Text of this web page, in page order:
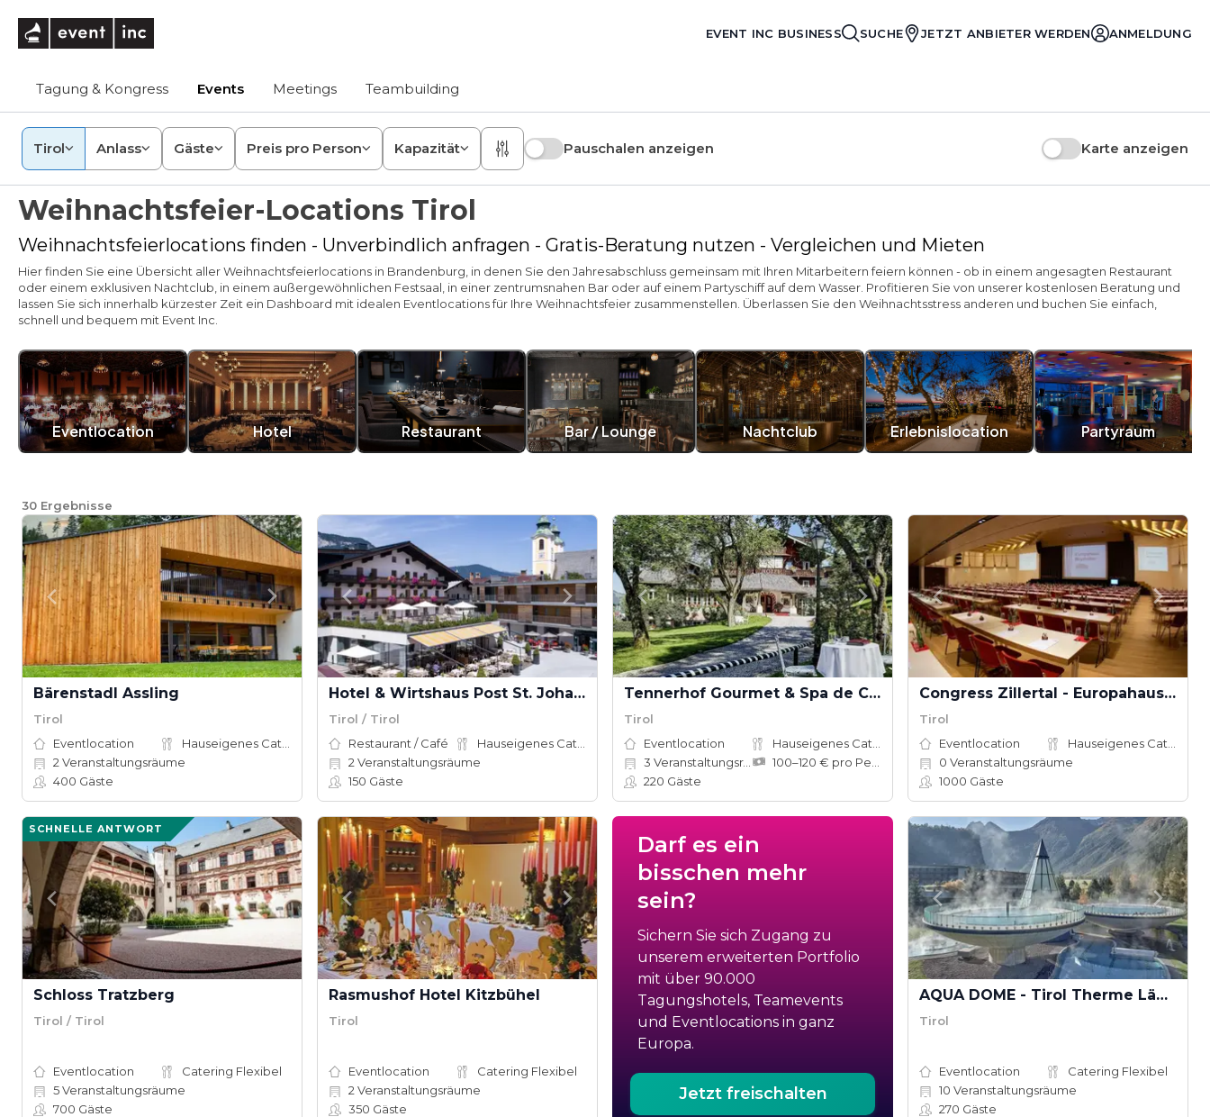
EVENT INC BUSINESS SUCHE JETZT ANBIETER WERDEN ANMELDUNG
Tagung & Kongress Events Meetings Teambuilding
Tirol Anlass Gäste Preis pro Person Kapazität Pauschalen anzeigen Karte anzeigen
Weihnachtsfeier-Locations Tirol
Weihnachtsfeierlocations finden - Unverbindlich anfragen - Gratis-Beratung nutzen - Vergleichen und Mieten
Hier finden Sie eine Übersicht aller Weihnachtsfeierlocations in Brandenburg, in denen Sie den Jahresabschluss gemeinsam mit Ihren Mitarbeitern feiern können - ob in einem angesagten Restaurant
oder einem exklusiven Nachtclub, in einem außergewöhnlichen Festsaal, in einer zentrumsnahen Bar oder auf einem Partyschiff auf dem Wasser. Profitieren Sie von unserer kostenlosen Beratung und
lassen Sie sich innerhalb kürzester Zeit ein Dashboard mit idealen Eventlocations für Ihre Weihnachtsfeier zusammenstellen. Überlassen Sie den Weihnachtsstress anderen und buchen Sie einfach,
schnell und bequem mit Event Inc.
Eventlocation Hotel Restaurant Bar / Lounge Nachtclub Erlebnislocation Partyraum
30 Ergebnisse
Bärenstadl Assling
Tirol
Eventlocation
2 Veranstaltungsräume
400 Gäste
Hotel & Wirtshaus Post St. Johann in Tirol
Tirol / Tirol
Restaurant / Café
2 Veranstaltungsräume
150 Gäste
Tennerhof Gourmet & Spa de Charme Hotel
Tirol
Eventlocation
3 Veranstaltungsräume
220 Gäste
Congress Zillertal - Europahaus Mayrhofen
Tirol
Eventlocation
0 Veranstaltungsräume
1000 Gäste
SCHNELLE ANTWORT
Schloss Tratzberg
Tirol / Tirol
Eventlocation
Catering Flexibel
5Veranstaltungsräume
700 Gäste
Rasmushof Hotel Kitzbühel
Tirol
Eventlocation
Catering Flexibel
2 Veranstaltungsräume
350 Gäste
Darf es ein
bisschen mehr
sein?
Sichern Sie sich Zugang zu
unserem erweiterten Portfolio
mit über 90.000
Tagungshotels, Teamevents
und Eventlocations in ganz
Europa.
Jetzt freischalten
AQUA DOME - Tirol Therme Längenfeld
Tirol
Eventlocation
Catering Flexibel
10 Veranstaltungsräume
270 Gäste